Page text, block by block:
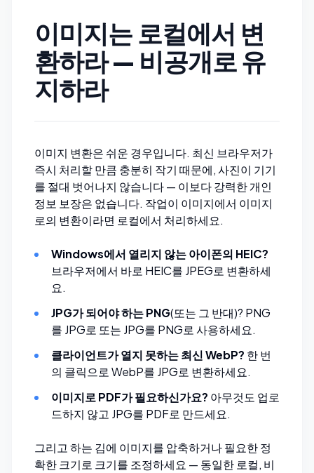
이미지는 로컬에서 변
환하라 — 비공개로 유
지하라
이미지 변환은 쉬운 경우입니다. 최신 브라우저가
즉시 처리할 만큼 충분히 작기 때문에, 사진이 기기
를 절대 벗어나지 않습니다 — 이보다 강력한 개인
정보 보장은 없습니다. 작업이 이미지에서 이미지
로의 변환이라면 로컬에서 처리하세요.
Windows에서 열리지 않는 아이폰의 HEIC?
브라우저에서 바로 HEIC를 JPEG로 변환하세
요.
JPG가 되어야 하는 PNG(또는 그 반대)? PNG
를 JPG로 또는 JPG를 PNG로 사용하세요.
클라이언트가 열지 못하는 최신 WebP? 한 번
의 클릭으로 WebP를 JPG로 변환하세요.
이미지로 PDF가 필요하신가요? 아무것도 업로
드하지 않고 JPG를 PDF로 만드세요.
그리고 하는 김에 이미지를 압축하거나 필요한 정
확한 크기로 크기를 조정하세요 — 동일한 로컬, 비